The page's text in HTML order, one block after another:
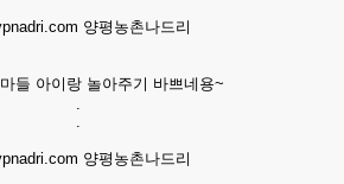
들 아이랑 놀아주기 바쁘네용~
.
.